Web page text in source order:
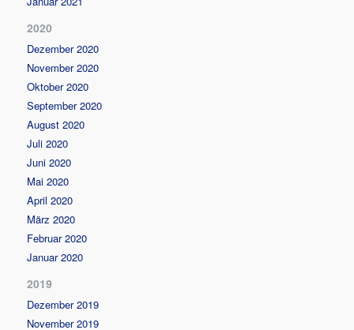
2020
Dezember 2020
November 2020
Oktober 2020
September 2020
August 2020
Juli 2020
Juni 2020
Mai 2020
April 2020
März 2020
Februar 2020
Januar 2020
2019
Dezember 2019
November 2019